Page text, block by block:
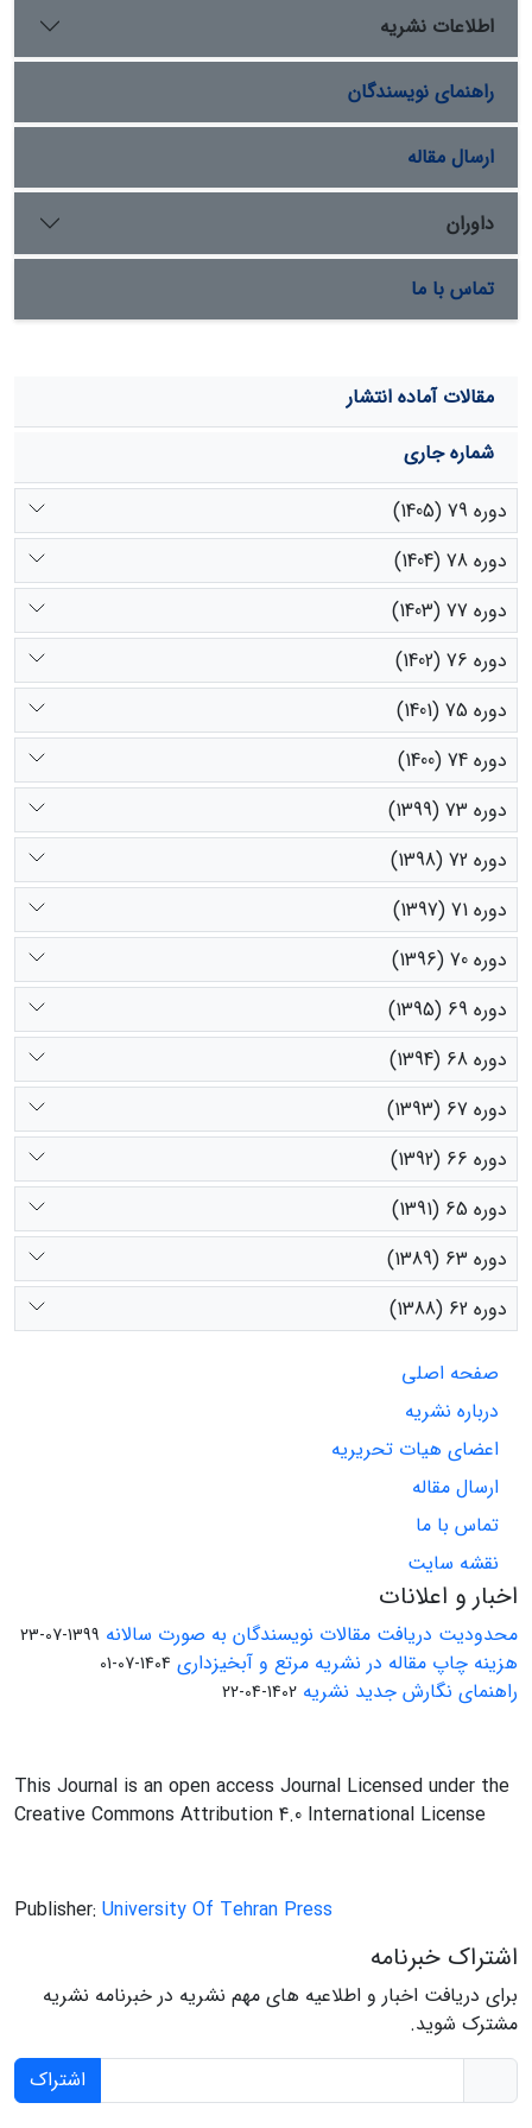
اطلاعات نشریه
راهنمای نویسندگان
ارسال مقاله
داوران
تماس با ما
مقالات آماده انتشار
شماره جاری
دوره 79 (1405)
دوره 78 (1404)
دوره 77 (1403)
دوره 76 (1402)
دوره 75 (1401)
دوره 74 (1400)
دوره 73 (1399)
دوره 72 (1398)
دوره 71 (1397)
دوره 70 (1396)
دوره 69 (1395)
دوره 68 (1394)
دوره 67 (1393)
دوره 66 (1392)
دوره 65 (1391)
دوره 63 (1389)
دوره 62 (1388)
صفحه اصلی
درباره نشریه
اعضای هیات تحریریه
ارسال مقاله
تماس با ما
نقشه سایت
اخبار و اعلانات
محدودیت دریافت مقالات نویسندگان به صورت سالانه 1399-07-23
هزینه چاپ مقاله در نشریه مرتع و آبخیزداری 1404-07-01
راهنمای نگارش جدید نشریه 1402-04-22
This Journal is an open access Journal Licensed under the
Creative Commons Attribution 4.0 International License
Publisher: University Of Tehran Press
اشتراک خبرنامه
برای دریافت اخبار و اطلاعیه های مهم نشریه در خبرنامه نشریه
مشترک شوید.
اشتراک